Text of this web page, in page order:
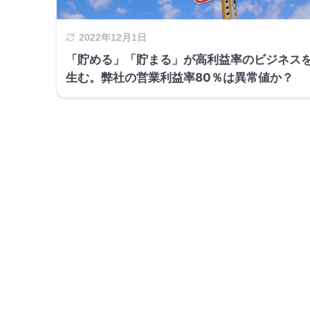
2022年12月1日
「貯める」「貯まる」が高利益率のビジネス
生む。弊社の営業利益率80％は異常値か？